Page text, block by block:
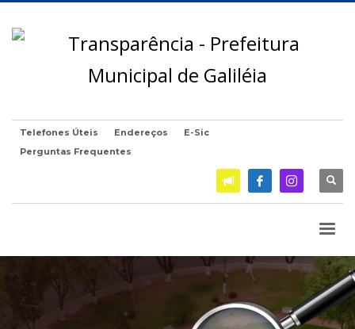
Telefones Úteis Endereços
E-Sic
Perguntas Frequentes